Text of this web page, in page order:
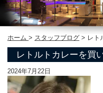
ホーム > スタッフブログ > レト
レトルトカレーを買
2024年7月22日